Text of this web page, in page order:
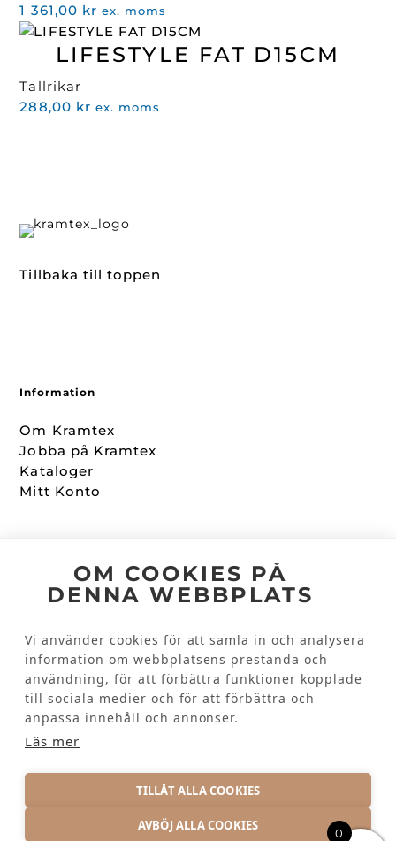
OM COOKIES PÅ
DENNA WEBBPLATS
Vi använder cookies för att samla in och analysera
information om webbplatsens prestanda och
användning, för att förbättra funktioner kopplade
till sociala medier och för att förbättra och
anpassa innehåll och annonser.
Läs mer
TILLÅT ALLA COOKIES
AVBÖJ ALLA COOKIES
1 361,00 kr ex. moms
LIFESTYLE FAT D15CM
Tallrikar
288,00 kr ex. moms
Tillbaka till toppen
Information
Om Kramtex
Jobba på Kramtex
Kataloger
Mitt Konto
Facebook
Kundinformation
Kontakta oss
Vanliga frågor
INTEGRITETSPOLICY 0